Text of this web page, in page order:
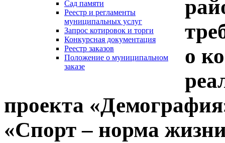
Сад памяти
Реестр и регламенты
муниципальных услуг
Запрос котировок и торги
Конкурсная документация
Реестр заказов
Положение о муниципальном
заказе
о
проекта
«Спорт – норма